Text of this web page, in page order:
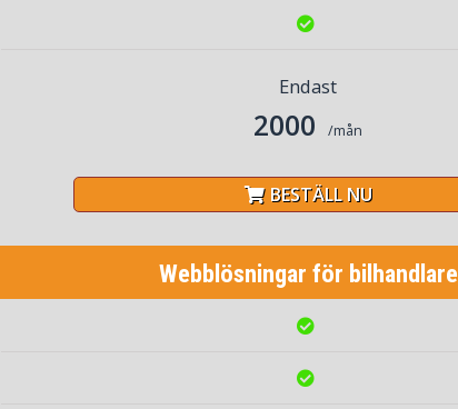
Endast
2000 /mån
BESTÄLL NU
Webblösningar för bilhandlare